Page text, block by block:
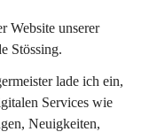
Website unserer
Stössing.
lade ich ein,
Services wie
Neuigkeiten,